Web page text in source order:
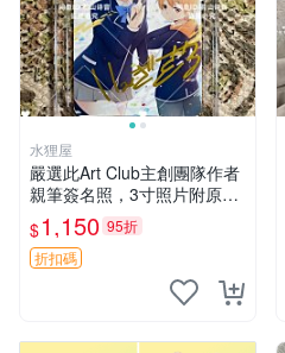
水狸屋
嚴選此Art Club主創團隊作者
親筆簽名照，3寸照片附原裝
卡磚。收藏級面簽照，適合藝
術愛好者收藏與展示。 3寸
簽名 照片
$1,150 95折
折扣碼